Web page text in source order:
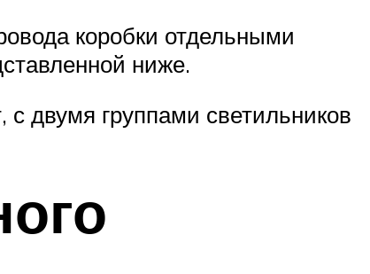
коробки отдельными
ниже.
двумя группами светильников